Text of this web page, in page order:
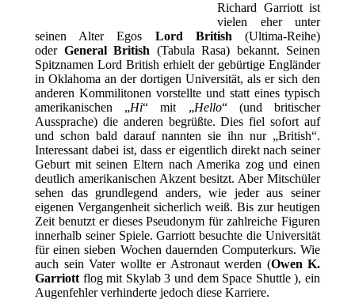
Richard Garriott ist
vielen eher unter
seinen Alter Egos Lord British (Ultima-Reihe)
oder General British (Tabula Rasa) bekannt. Seinen
Spitznamen Lord British erhielt der gebürtige Engländer
in Oklahoma an der dortigen Universität, als er sich den
anderen Kommilitonen vorstellte und statt eines typisch
amerikanischen „Hi“ mit „Hello“ (und britischer
Aussprache) die anderen begrüßte. Dies fiel sofort auf
und schon bald darauf nannten sie ihn nur „British“.
Interessant dabei ist, dass er eigentlich direkt nach seiner
Geburt mit seinen Eltern nach Amerika zog und einen
deutlich amerikanischen Akzent besitzt. Aber Mitschüler
sehen das grundlegend anders, wie jeder aus seiner
eigenen Vergangenheit sicherlich weiß. Bis zur heutigen
Zeit benutzt er dieses Pseudonym für zahlreiche Figuren
innerhalb seiner Spiele. Garriott besuchte die Universität
für einen sieben Wochen dauernden Computerkurs. Wie
auch sein Vater wollte er Astronaut werden (Owen K.
Garriott flog mit Skylab 3 und dem Space Shuttle ), ein
Augenfehler verhinderte jedoch diese Karriere.